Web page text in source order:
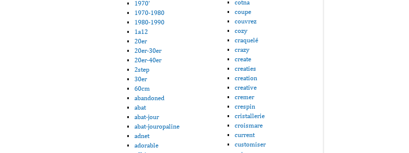
1970'
1970-1980
1980-1990
1a12
20er
20er-30er
20er-40er
2step
30er
60cm
abandoned
abat
abat-jour
abat-jouropaline
adnet
adorable
cotna
coupe
couvrez
cozy
craquelé
crazy
create
creaties
creation
creative
cremer
crespin
cristallerie
croismare
current
customiser